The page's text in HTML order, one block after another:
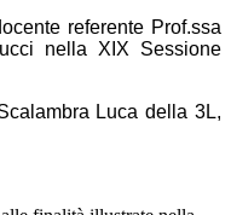
referente Prof.ssa
nella XIX Sessione
Luca della 3L,